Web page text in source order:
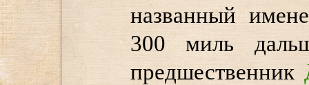
названный
300 миль
предшественник